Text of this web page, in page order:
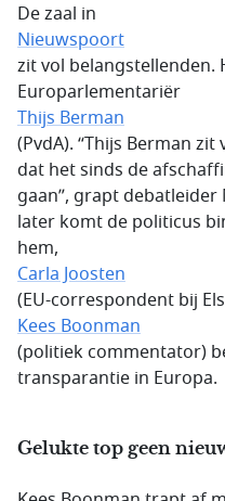
De zaal in
Nieuwspoort
zit vol belangstellenden.
Europarlementariër
Thijs Berman
(PvdA). “Thijs Berman
dat het sinds de
gaan”, grapt debatleider
later komt de politicus
hem,
Carla Joosten
(EU-correspondent bij
Kees Boonman
(politiek commentator)
transparantie in Europa.
Gelukte top geen